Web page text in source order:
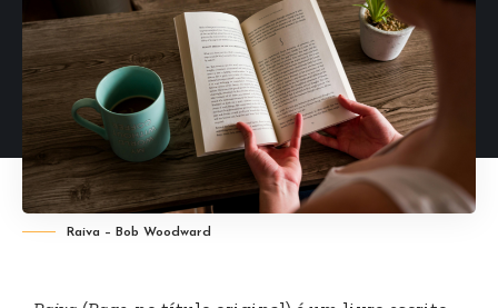
Raiva – Bob Woodward